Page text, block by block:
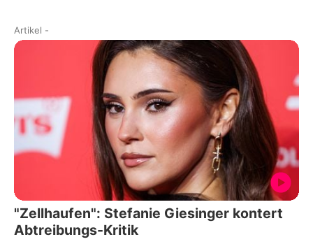
Artikel -
"Zellhaufen": Stefanie Giesinger kontert
Abtreibungs-Kritik